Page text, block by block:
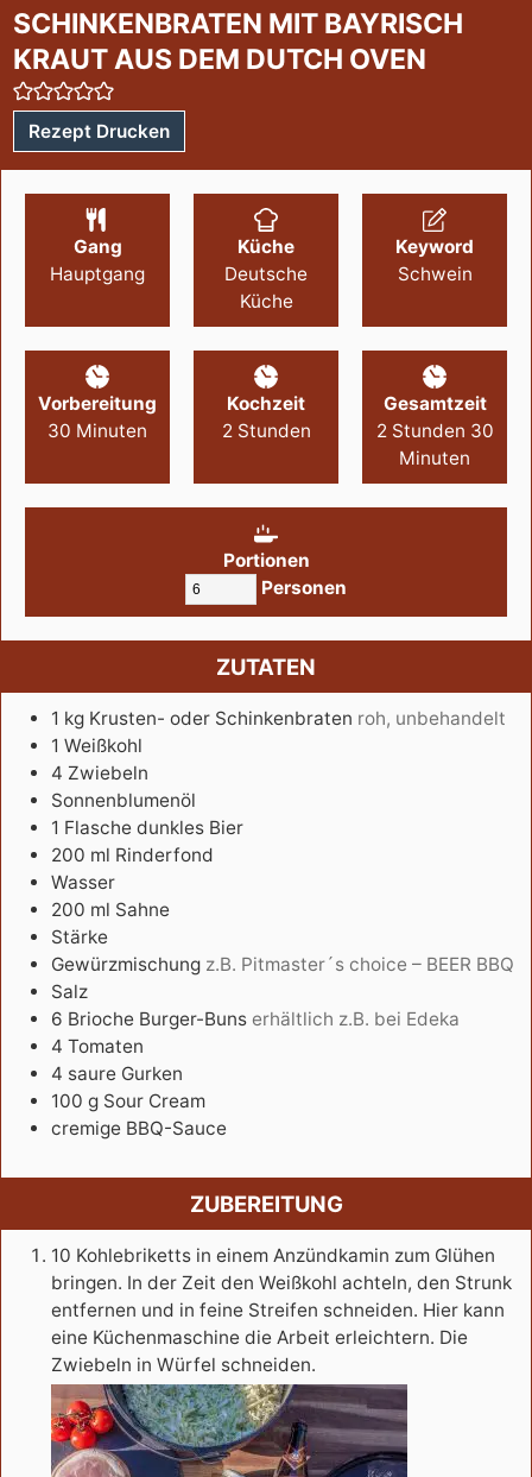
SCHINKENBRATEN MIT BAYRISCH
KRAUT AUS DEM DUTCH OVEN
Rezept Drucken
Gang
Hauptgang
Küche
Deutsche
Küche
Keyword
Schwein
Vorbereitung
30 Minuten
Kochzeit
2 Stunden
Gesamtzeit
2 Stunden 30
Minuten
Portionen
Personen
ZUTATEN
1 kg Krusten- oder Schinkenbraten roh, unbehandelt
1 Weißkohl
4 Zwiebeln
Sonnenblumenöl
1 Flasche dunkles Bier
200 ml Rinderfond
Wasser
200 ml Sahne
Stärke
Gewürzmischung z.B. Pitmaster´s choice – BEER BBQ
Salz
6 Brioche Burger-Buns erhältlich z.B. bei Edeka
4 Tomaten
4 saure Gurken
100 g Sour Cream
cremige BBQ-Sauce
ZUBEREITUNG
10 Kohlebriketts in einem Anzündkamin zum Glühen
bringen. In der Zeit den Weißkohl achteln, den Strunk
entfernen und in feine Streifen schneiden. Hier kann
eine Küchenmaschine die Arbeit erleichtern. Die
Zwiebeln in Würfel schneiden.